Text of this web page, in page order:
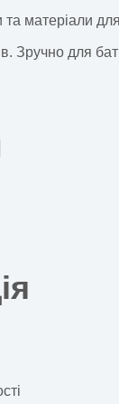
та матеріали
Зручно для